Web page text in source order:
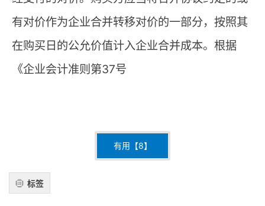
有对价作为企业合并转移对价的一部分，按照其
在购买日的公允价值计入企业合并成本。根据
《企业会计准则第37号
有用【8】
标签